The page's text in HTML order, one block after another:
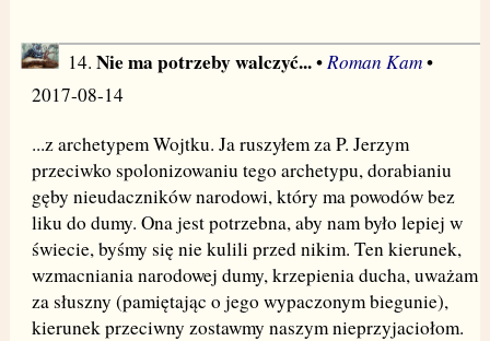
14. Nie ma potrzeby walczyć...•Roman Kam•
2017-08-14
...z archetypem Wojtku. Ja ruszyłem za P. Jerzym
przeciwko spolonizowaniu tego archetypu, dorabianiu
gęby nieudaczników narodowi, który ma powodów bez
liku do dumy. Ona jest potrzebna, aby nam było lepiej w
świecie, byśmy się nie kulili przed nikim. Ten kierunek,
wzmacniania narodowej dumy, krzepienia ducha, uważam
za słuszny (pamiętając o jego wypaczonym biegunie),
kierunek przeciwny zostawmy naszym nieprzyjaciołom.